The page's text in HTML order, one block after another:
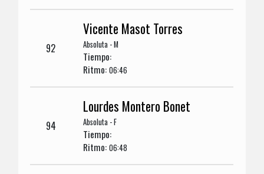
92
Vicente Masot Torres
Absoluta - M
Tiempo:
Ritmo:06:46
94
Lourdes Montero Bonet
Absoluta - F
Tiempo:
Ritmo:06:48